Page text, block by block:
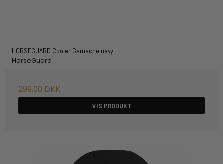
HORSEGUARD Cooler Gamache navy
HorseGuard
299,00 DKK
VIS PRODUKT